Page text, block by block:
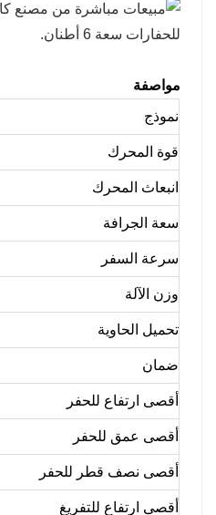
مواصفة
نموذج
قوة المحرك
انبعاث المحرك
سعة الجرافة
سرعة السفر
وزن الآلة
تحميل الحاوية
ضمان
أقصى ارتفاع للحفر
أقصى عمق للحفر
أقصى نصف قطر للحفر
أقصى ارتفاع للتفريغ